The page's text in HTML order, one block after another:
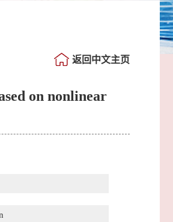
返回中文主页
on nonlinear